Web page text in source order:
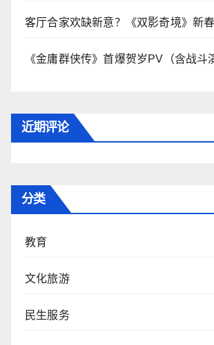
客厅合家欢缺新意？《双影奇境》新
《金庸群侠传》首爆贺岁PV（含战斗
近期评论
分类
教育
文化旅游
民生服务